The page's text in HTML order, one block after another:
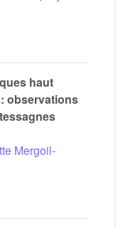
haut
observations
Mergoil-